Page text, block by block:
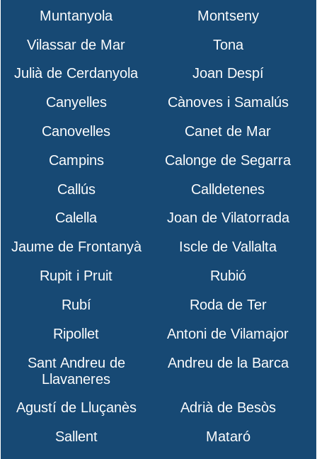
Muntanyola
Montseny
Vilassar de Mar
Tona
Julià de Cerdanyola
Joan Despí
Canyelles
Cànoves i Samalús
Canovelles
Canet de Mar
Campins
Calonge de Segarra
Callús
Calldetenes
Calella
Joan de Vilatorrada
Jaume de Frontanyà
Iscle de Vallalta
Rupit i Pruit
Rubió
Rubí
Roda de Ter
Ripollet
Antoni de Vilamajor
Sant Andreu de
Llavaneres
Andreu de la Barca
Agustí de Lluçanès
Adrià de Besòs
Sallent
Mataró